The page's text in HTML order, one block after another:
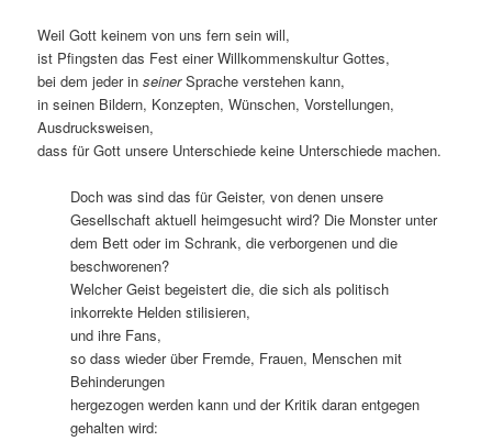
Weil Gott keinem von uns fern sein will,
ist Pfingsten das Fest einer Willkommenskultur Gottes,
bei dem jeder inseinerSprache verstehen kann,
in seinen Bildern, Konzepten, Wünschen, Vorstellungen,
Ausdrucksweisen,
dass für Gott unsere Unterschiede keine Unterschiede machen.
Doch was sind das für Geister, von denen unsere
Gesellschaft aktuell heimgesucht wird? Die Monster unter
dem Bett oder im Schrank, die verborgenen und die
beschworenen?
Welcher Geist begeistert die, die sich als politisch
inkorrekte Helden stilisieren,
und ihre Fans,
so dass wieder über Fremde, Frauen, Menschen mit
Behinderungen
hergezogen werden kann und der Kritik daran entgegen
gehalten wird: